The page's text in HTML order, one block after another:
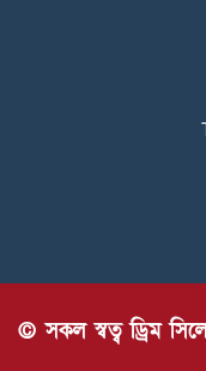
© সকল স্বত্ব ড্রিম